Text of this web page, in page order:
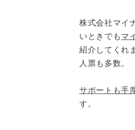
株式会社マイ
いときでもマ
紹介してくれ
人票も多数。
サポートも手
す。